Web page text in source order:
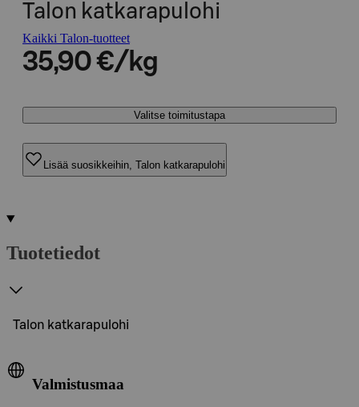
Talon katkarapulohi
Kaikki Talon-tuotteet
35,90 €/kg
Valitse toimitustapa
Lisää suosikkeihin, Talon katkarapulohi
Tuotetiedot
Talon katkarapulohi
Valmistusmaa